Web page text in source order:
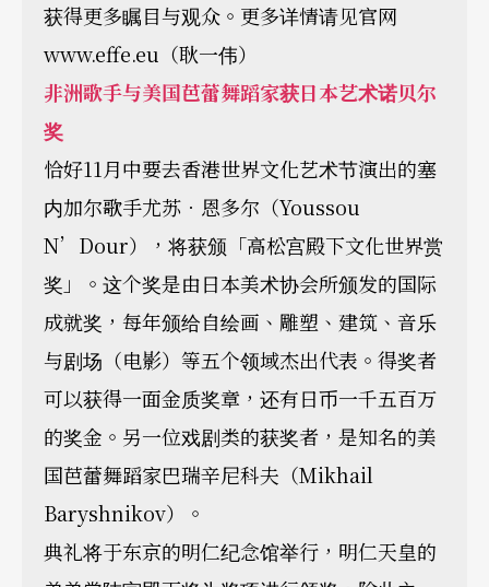
获得更多瞩目与观众。更多详情请见官网
www.effe.eu（耿一伟）
非洲歌手与美国芭蕾舞蹈家获日本艺术诺贝尔
奖
恰好11月中要去香港世界文化艺术节演出的塞
内加尔歌手尤苏．恩多尔（Youssou
N’Dour），将获颁「高松宫殿下文化世界赏
奖」。这个奖是由日本美术协会所颁发的国际
成就奖，每年颁给自绘画、雕塑、建筑、音乐
与剧场（电影）等五个领域杰出代表。得奖者
可以获得一面金质奖章，还有日币一千五百万
的奖金。另一位戏剧类的获奖者，是知名的美
国芭蕾舞蹈家巴瑞辛尼科夫（Mikhail
Baryshnikov）。
典礼将于东京的明仁纪念馆举行，明仁天皇的